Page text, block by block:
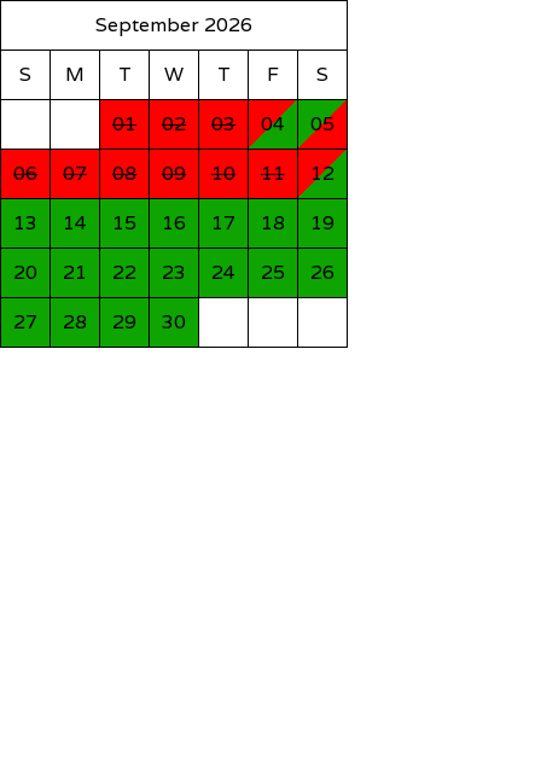
September 2026
S
M T W T F
S
01
02 03 04
05
06
07 08 09 10 11
12
13
14 15 16 17 18
19
20
21 22 23 24 25
26
27
28 29 30